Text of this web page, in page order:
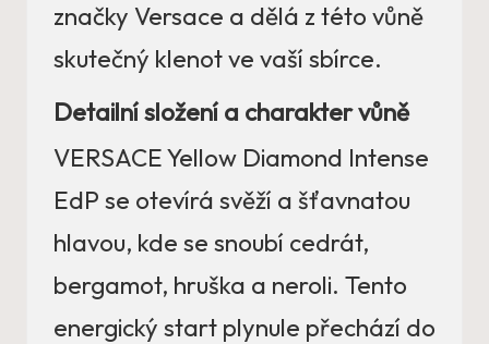
značky Versace a dělá z této vůně
skutečný klenot ve vaší sbírce.
Detailní složení a charakter vůně
VERSACE Yellow Diamond Intense
EdP se otevírá svěží a šťavnatou
hlavou, kde se snoubí cedrát,
bergamot, hruška a neroli. Tento
energický start plynule přechází do